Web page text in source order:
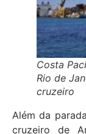
Costa
Rio de
cruzeiro
Além da
cruzeiro de